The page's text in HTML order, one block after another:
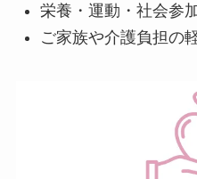
栄養・運動・社会参
ご家族や介護負担の